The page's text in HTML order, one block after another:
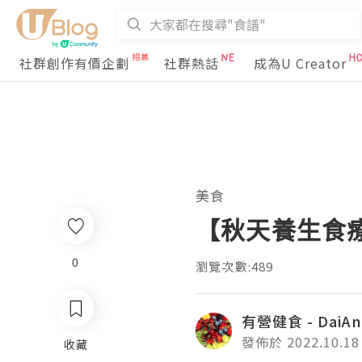
社群創作有價企劃 社群熱話 成為U Creator
美食
【秋天養生
瀏覽次數:489
有營健食 - DaiAn
發佈於 2022.10.18
0
收藏